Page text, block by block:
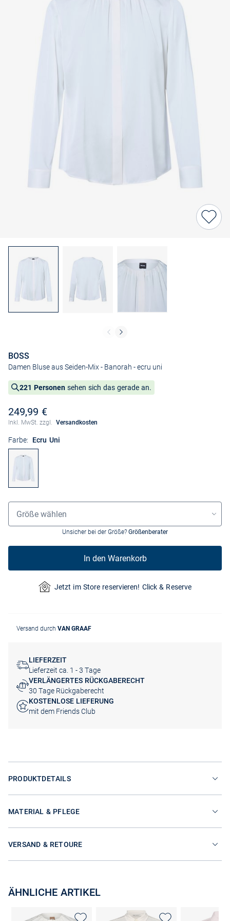
BOSS
Damen Bluse aus Seiden-Mix - Banorah - ecru uni
221 Personen sehen sich das gerade an.
249,99 €
Inkl. MwSt. zzgl. Versandkosten
Farbe: Ecru Uni
Größenauswahl
Größe wählen
Unsicher bei der Größe? Größenberater
In den Warenkorb
Jetzt im Store reservieren! Click & Reserve
Versand durch VAN GRAAF
LIEFERZEIT
Lieferzeit ca. 1 - 3 Tage
VERLÄNGERTES RÜCKGABERECHT
30 Tage Rückgaberecht
KOSTENLOSE LIEFERUNG
mit dem Friends Club
PRODUKTDETAILS
MATERIAL & PFLEGE
VERSAND & RETOURE
ÄHNLICHE ARTIKEL